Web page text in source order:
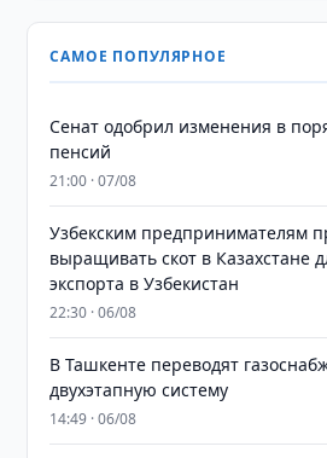
САМОЕ ПОПУЛЯРНОЕ
Сенат одобрил изменения в
пенсий
21:00 · 07/08
Узбекским предпринимателям
выращивать скот в Казахстане
экспорта в Узбекистан
22:30 · 06/08
В Ташкенте переводят
двухэтапную систему
14:49 · 06/08